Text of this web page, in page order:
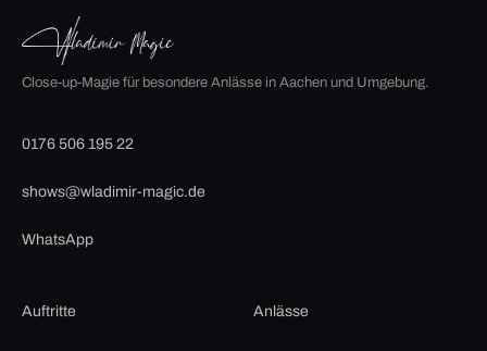
Close-up-Magie für besondere Anlässe in Aachen und Umgebung.
0176 506 195 22
shows@wladimir-magic.de
WhatsApp
Auftritte Anlässe